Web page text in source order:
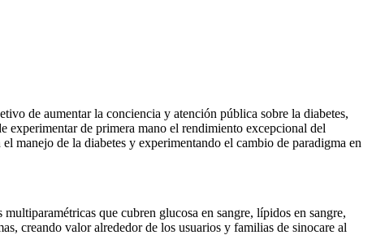
de aumentar la conciencia y atención pública sobre la diabetes,
experimentar de primera mano el rendimiento excepcional del
manejo de la diabetes y experimentando el cambio de paradigma en
que cubren glucosa en sangre, lípidos en sangre,
creando valor alrededor de los usuarios y familias de sinocare al